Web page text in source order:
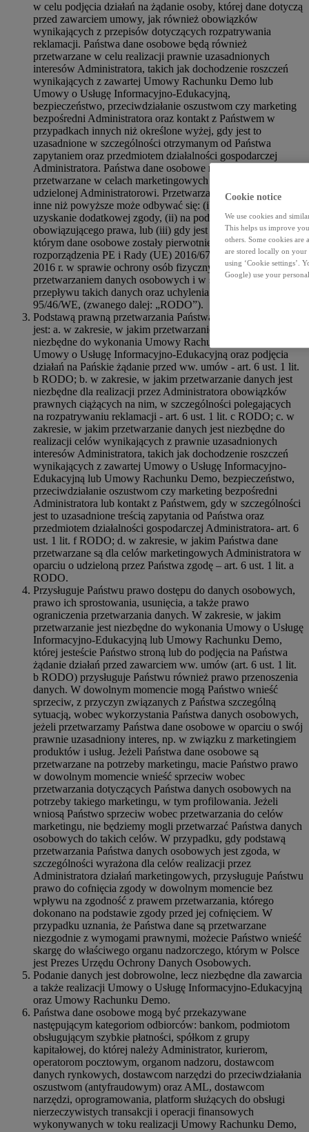
w celu podjęcia działań na żądanie osoby, której dane dotyczą
przed zawarciem umowy, jak również obowiązków
wynikających z przepisów dotyczących rozpatrywania
reklamacji. Państwa dane osobowe będą również
przetwarzane w celu realizacji prawnie uzasadnionych
interesów Administratora, takich jak dochodzenie roszczeń
wynikających z zawartej Umowy Rachunku Demo lub
Umowy o Usługę Informacyjno-Edukacyjną,
bezpieczeństwo, przeciwdziałanie oszustwom czy marketing
bezpośredni Administratora oraz kontakt z Państwem w
przypadkach innych niż określone wyżej, gdy jest to
uzasadnione w szczególności otrzymanym od Państwa
zapytaniem oraz przedmiotem działalności gospodarczej
Administratora. Państwa dane osobowe mogą również być
przetwarzane w celach marketingowych na podstawie zgody
udzielonej Administratorowi. Przetwarzanie danych w celach
inne niż powyższe może odbywać się: (i) w oparciu o
uzyskanie dodatkowej zgody, (ii) na podstawie
obowiązującego prawa, lub (iii) gdy jest to zgodne z celem, w
którym dane osobowe zostały pierwotnie zebrane (art. 6 ust. 4
rozporządzenia PE i Rady (UE) 2016/679 z dnia 27 kwietnia
2016 r. w sprawie ochrony osób fizycznych w związku z
przetwarzaniem danych osobowych i w sprawie swobodnego
przepływu takich danych oraz uchylenia dyrektywy
95/46/WE, (zwanego dalej: „RODO”).
Podstawą prawną przetwarzania Państwa danych osobowych
jest: a. w zakresie, w jakim przetwarzanie danych jest
niezbędne do wykonania Umowy Rachunku Demo lub
Umowy o Usługę Informacyjno-Edukacyjną oraz podjęcia
działań na Pańskie żądanie przed ww. umów - art. 6 ust. 1 lit.
b RODO; b. w zakresie, w jakim przetwarzanie danych jest
niezbędne dla realizacji przez Administratora obowiązków
prawnych ciążących na nim, w szczególności polegających
na rozpatrywaniu reklamacji - art. 6 ust. 1 lit. c RODO; c. w
zakresie, w jakim przetwarzanie danych jest niezbędne do
realizacji celów wynikających z prawnie uzasadnionych
interesów Administratora, takich jak dochodzenie roszczeń
wynikających z zawartej Umowy o Usługę Informacyjno-
Edukacyjną lub Umowy Rachunku Demo, bezpieczeństwo,
przeciwdziałanie oszustwom czy marketing bezpośredni
Administratora lub kontakt z Państwem, gdy w szczególności
jest to uzasadnione treścią zapytania od Państwa oraz
przedmiotem działalności gospodarczej Administratora- art. 6
ust. 1 lit. f RODO; d. w zakresie, w jakim Państwa dane
przetwarzane są dla celów marketingowych Administratora w
oparciu o udzieloną przez Państwa zgodę – art. 6 ust. 1 lit. a
RODO.
Przysługuje Państwu prawo dostępu do danych osobowych,
prawo ich sprostowania, usunięcia, a także prawo
ograniczenia przetwarzania danych. W zakresie, w jakim
przetwarzanie jest niezbędne do wykonania Umowy o Usługę
Informacyjno-Edukacyjną lub Umowy Rachunku Demo,
której jesteście Państwo stroną lub do podjęcia na Państwa
żądanie działań przed zawarciem ww. umów (art. 6 ust. 1 lit.
b RODO) przysługuje Państwu również prawo przenoszenia
danych. W dowolnym momencie mogą Państwo wnieść
sprzeciw, z przyczyn związanych z Państwa szczególną
sytuacją, wobec wykorzystania Państwa danych osobowych,
jeżeli przetwarzamy Państwa dane osobowe w oparciu o swój
prawnie uzasadniony interes, np. w związku z marketingiem
produktów i usług. Jeżeli Państwa dane osobowe są
przetwarzane na potrzeby marketingu, macie Państwo prawo
w dowolnym momencie wnieść sprzeciw wobec
przetwarzania dotyczących Państwa danych osobowych na
potrzeby takiego marketingu, w tym profilowania. Jeżeli
wniosą Państwo sprzeciw wobec przetwarzania do celów
marketingu, nie będziemy mogli przetwarzać Państwa danych
osobowych do takich celów. W przypadku, gdy podstawą
przetwarzania Państwa danych osobowych jest zgoda, w
szczególności wyrażona dla celów realizacji przez
Administratora działań marketingowych, przysługuje Państwu
prawo do cofnięcia zgody w dowolnym momencie bez
wpływu na zgodność z prawem przetwarzania, którego
dokonano na podstawie zgody przed jej cofnięciem. W
przypadku uznania, że Państwa dane są przetwarzane
niezgodnie z wymogami prawnymi, możecie Państwo wnieść
skargę do właściwego organu nadzorczego, którym w Polsce
jest Prezes Urzędu Ochrony Danych Osobowych.
Podanie danych jest dobrowolne, lecz niezbędne dla zawarcia
a także realizacji Umowy o Usługę Informacyjno-Edukacyjną
oraz Umowy Rachunku Demo.
Państwa dane osobowe mogą być przekazywane
następującym kategoriom odbiorców: bankom, podmiotom
obsługującym szybkie płatności, spółkom z grupy
kapitałowej, do której należy Administrator, kurierom,
operatorom pocztowym, organom nadzoru, dostawcom
danych rynkowych, dostawcom narzędzi do przeciwdziałania
oszustwom (antyfraudowym) oraz AML, dostawcom
narzędzi, oprogramowania, platform służących do obsługi
nierzeczywistych transakcji i operacji finansowych
wykonywanych w toku realizacji Umowy Rachunku Demo,
Cookie notice
We use cookies and
This helps us improve
others. Some cookies are
are stored locally on your
using ‘Cookie settings’.
Google) use your